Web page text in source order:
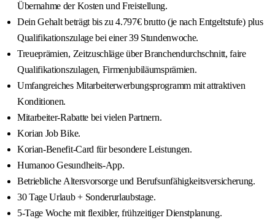
Übernahme der Kosten und Freistellung.
Dein Gehalt beträgt bis zu 4.797€ brutto (je nach Entgeltstufe) plus
Qualifikationszulage bei einer 39 Stundenwoche.
Treueprämien, Zeitzuschläge über Branchendurchschnitt, faire
Qualifikationszulagen, Firmenjubiläumsprämien.
Umfangreiches Mitarbeiterwerbungsprogramm mit attraktiven
Konditionen.
Mitarbeiter-Rabatte bei vielen Partnern.
Korian Job Bike.
Korian-Benefit-Card für besondere Leistungen.
Humanoo Gesundheits-App.
Betriebliche Altersvorsorge und Berufsunfähigkeitsversicherung.
30 Tage Urlaub + Sonderurlaubstage.
5-Tage Woche mit flexibler, frühzeitiger Dienstplanung.